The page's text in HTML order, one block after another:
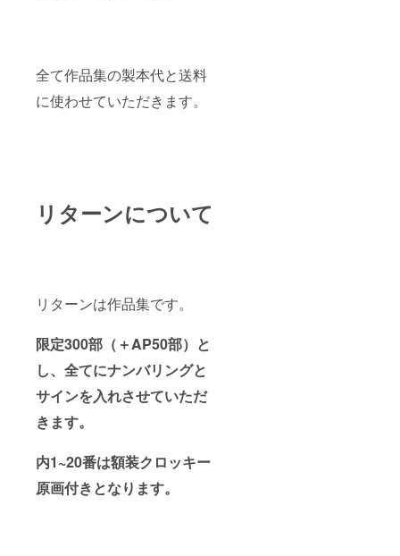
全て作品集の製本代と送料
に使わせていただきます。
リターンについて
リターンは作品集です。
限定300部（＋AP50部）と
し、全てにナンバリングと
サインを入れさせていただ
きます。
内1~20番は額装クロッキー
原画付きとなります。